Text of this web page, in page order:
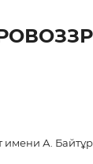
имени А.